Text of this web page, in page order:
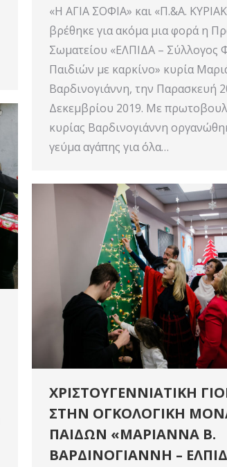
«Η ΑΓΙΑ ΣΟΦΙΑ» και «Π.&Α.
βρέθηκε για ακόμα μια φορά η
Σωματείου «ΕΛΠΙΔΑ – Σύλλογος
Παιδιών με καρκίνο» κυρία
Βαρδινογιάννη, την Παρασκευή
Δεκεμβρίου 2019. Με
κυρίας Βαρδινογιάννη
γεύμα αγάπης για όλα…
ΧΡΙΣΤΟΥΓΕΝΝΙΑΤΙΚΗ
ΣΤΗΝ ΟΓΚΟΛΟΓΙΚΗ
ΠΑΙΔΩΝ «ΜΑΡΙΑΝΝΑ Β.
ΒΑΡΔΙΝΟΓΙΑΝΝΗ –